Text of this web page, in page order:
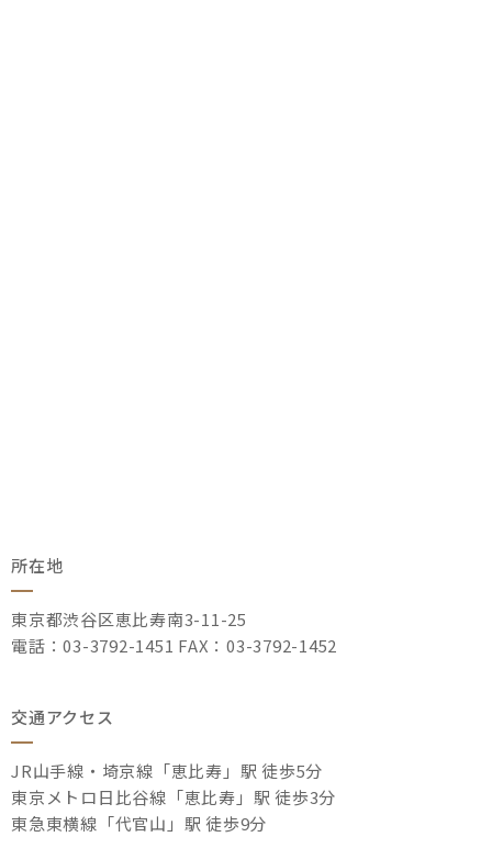
所在地
東京都渋谷区恵比寿南3-11-25
電話：03-3792-1451 FAX：03-3792-1452
交通アクセス
JR山手線・埼京線「恵比寿」駅 徒歩5分
東京メトロ日比谷線「恵比寿」駅 徒歩3分
東急東横線「代官山」駅 徒歩9分